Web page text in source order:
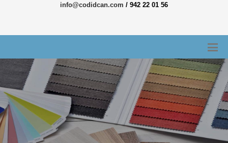
info@codidcan.com / 942 22 01 56